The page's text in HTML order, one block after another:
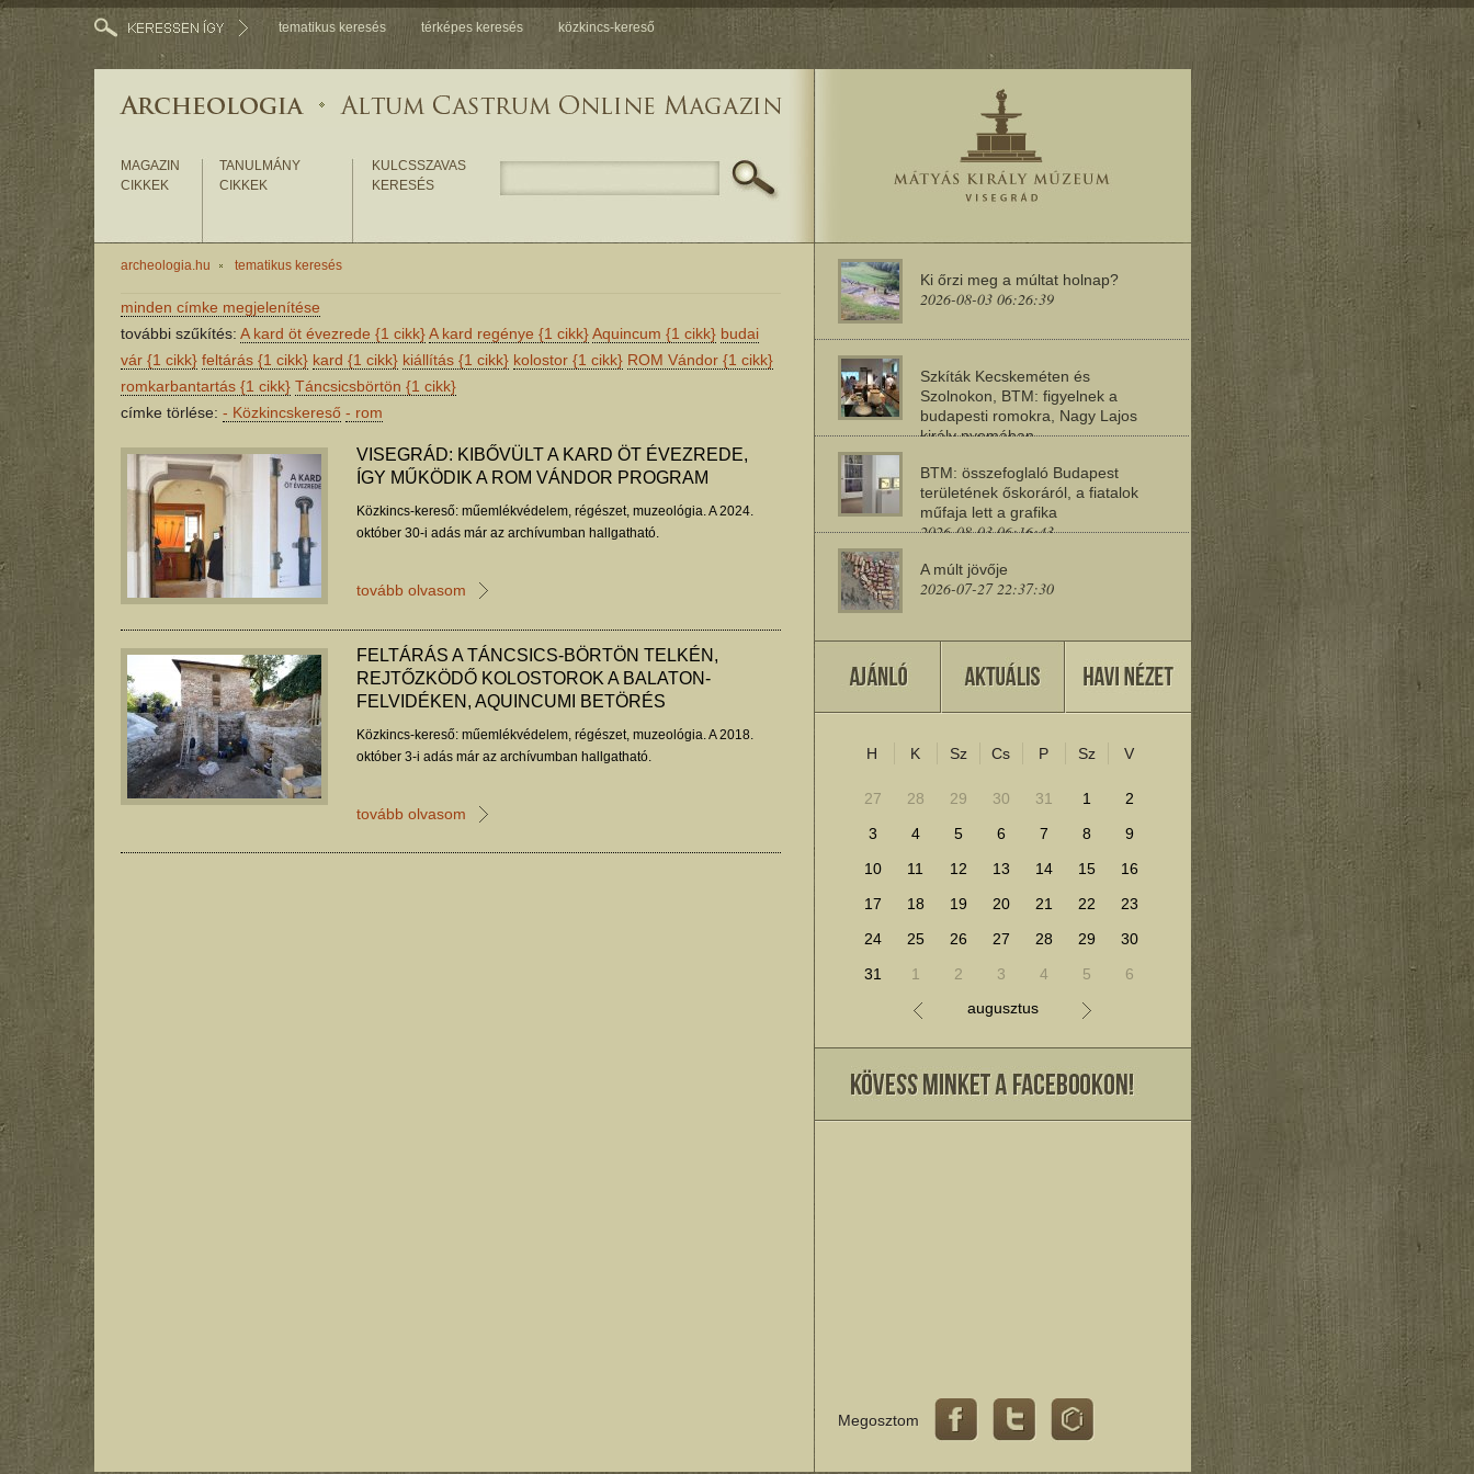
tematikus keresés térképes keresés közkincs-kereső
MAGAZIN
CIKKEK
TANULMÁNY
CIKKEK
KULCSSZAVAS
KERESÉS
archeologia.hu tematikus keresés
minden címke megjelenítése
további szűkítés: A kard öt évezrede {1 cikk} A kard regénye {1 cikk} Aquincum {1 cikk} budai
vár {1 cikk} feltárás {1 cikk} kard {1 cikk} kiállítás {1 cikk} kolostor {1 cikk} ROM Vándor {1 cikk}
romkarbantartás {1 cikk} Táncsicsbörtön {1 cikk}
címke törlése: - Közkincskereső - rom
VISEGRÁD: KIBŐVÜLT A KARD ÖT ÉVEZREDE,
ÍGY MŰKÖDIK A ROM VÁNDOR PROGRAM
Közkincs-kereső: műemlékvédelem, régészet, muzeológia. A 2024.
október 30-i adás már az archívumban hallgatható.
tovább olvasom
FELTÁRÁS A TÁNCSICS-BÖRTÖN TELKÉN,
REJTŐZKÖDŐ KOLOSTOROK A BALATON-
FELVIDÉKEN, AQUINCUMI BETÖRÉS
Közkincs-kereső: műemlékvédelem, régészet, muzeológia. A 2018.
október 3-i adás már az archívumban hallgatható.
tovább olvasom
Ki őrzi meg a múltat holnap?
2026-08-03 06:26:39
Szkíták Kecskeméten és
Szolnokon, BTM: figyelnek a
budapesti romokra, Nagy Lajos
király nyomában
BTM: összefoglaló Budapest
területének őskoráról, a fiatalok
műfaja lett a grafika
2026-08-03 06:16:43
A múlt jövője
2026-07-27 22:37:30
Miért szeresd a műemlékeket?
2026-07-25 11:30:41
További cikkek megjelenítéséhez kattints ide!
H K Sz Cs P Sz V
27 28 29 30 31 1
2
3
4 5 6 7 8
9
10
11 12 13 14 15
16
17
18 19 20 21 22
23
24
25 26 27 28 29
30
31
1 2 3 4 5
6
augusztus
Megosztom